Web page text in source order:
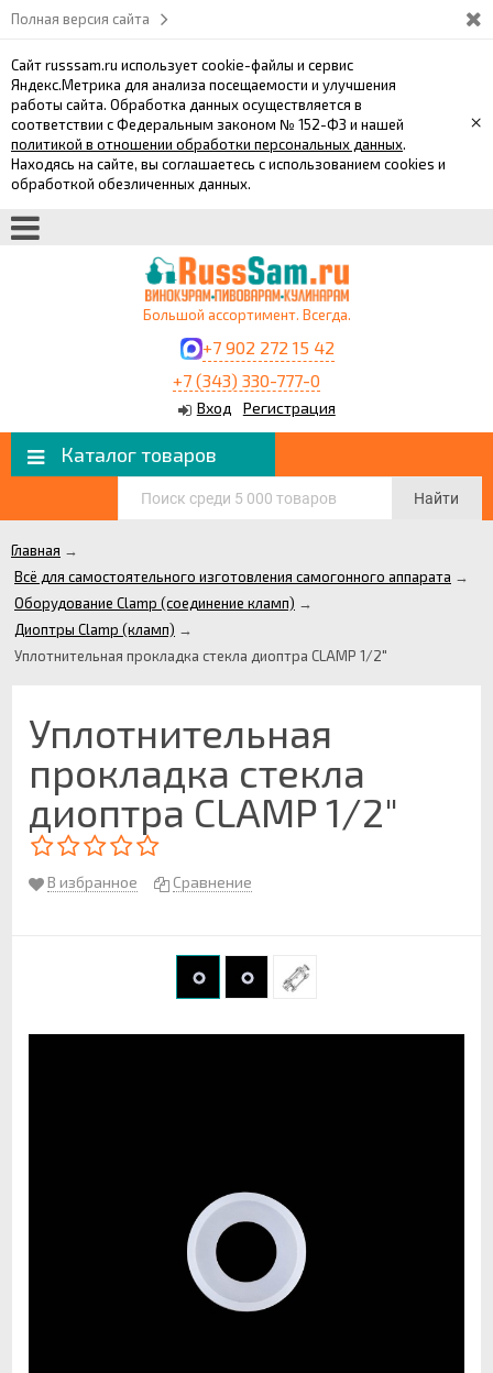
Полная версия сайта
Сайт russsam.ru использует cookie-файлы и сервис
Яндекс.Метрика для анализа посещаемости и улучшения
работы сайта. Обработка данных осуществляется в
соответствии с Федеральным законом № 152-ФЗ и нашей
политикой в отношении обработки персональных данных.
Находясь на сайте, вы соглашаетесь с использованием cookies и
обработкой обезличенных данных.
×
Большой ассортимент. Всегда.
+7 902 272 15 42
+7 (343) 330-777-0
Вход Регистрация
Каталог товаров
Найти
Главная →
Всё для самостоятельного изготовления самогонного аппарата →
Оборудование Clamp (соединение кламп) →
Диоптры Clamp (кламп) →
Уплотнительная прокладка стекла диоптра CLAMP 1/2"
Уплотнительная
прокладка стекла
диоптра CLAMP 1/2"
В избранное Сравнение